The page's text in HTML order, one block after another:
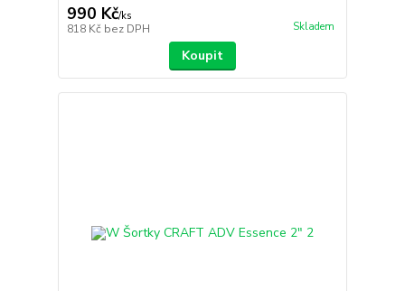
990 Kč/ks
818 Kč bez DPH Skladem
Koupit